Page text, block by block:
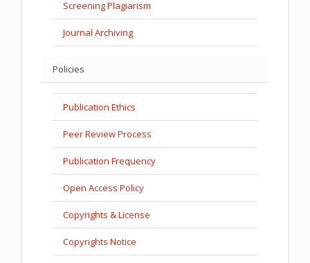
Screening Plagiarism
Journal Archiving
Policies
Publication Ethics
Peer Review Process
Publication Frequency
Open Access Policy
Copyrights & License
Copyrights Notice